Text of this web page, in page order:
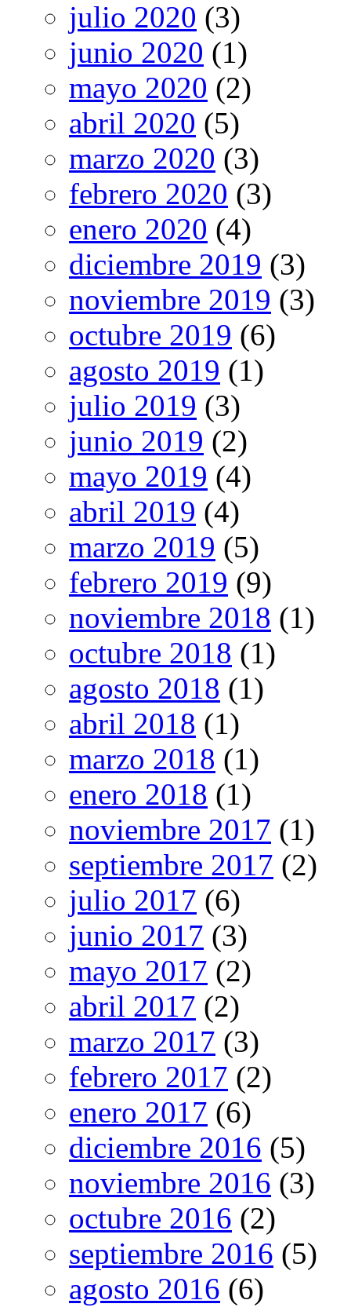
julio 2020 (3)
junio 2020 (1)
mayo 2020 (2)
abril 2020 (5)
marzo 2020 (3)
febrero 2020 (3)
enero 2020 (4)
diciembre 2019 (3)
noviembre 2019 (3)
octubre 2019 (6)
agosto 2019 (1)
julio 2019 (3)
junio 2019 (2)
mayo 2019 (4)
abril 2019 (4)
marzo 2019 (5)
febrero 2019 (9)
noviembre 2018 (1)
octubre 2018 (1)
agosto 2018 (1)
abril 2018 (1)
marzo 2018 (1)
enero 2018 (1)
noviembre 2017 (1)
septiembre 2017 (2)
julio 2017 (6)
junio 2017 (3)
mayo 2017 (2)
abril 2017 (2)
marzo 2017 (3)
febrero 2017 (2)
enero 2017 (6)
diciembre 2016 (5)
noviembre 2016 (3)
octubre 2016 (2)
septiembre 2016 (5)
agosto 2016 (6)